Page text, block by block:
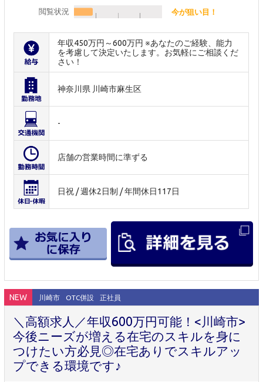
閲覧状況 今が狙い目！
年収450万円～600万円 ※あなたのご経験、能力
を考慮して決定いたします。お気軽にご相談くだ
さい！
神奈川県 川崎市麻生区
-
店舗の営業時間に準ずる
日祝 / 週休2日制 / 年間休日117日
NEW 川崎市 OTC併設 正社員
＼高額求人／年収600万円可能！<川崎市>
今後ニーズが増える在宅のスキルを身に
つけたい方必見◎在宅ありでスキルアッ
プできる環境です♪